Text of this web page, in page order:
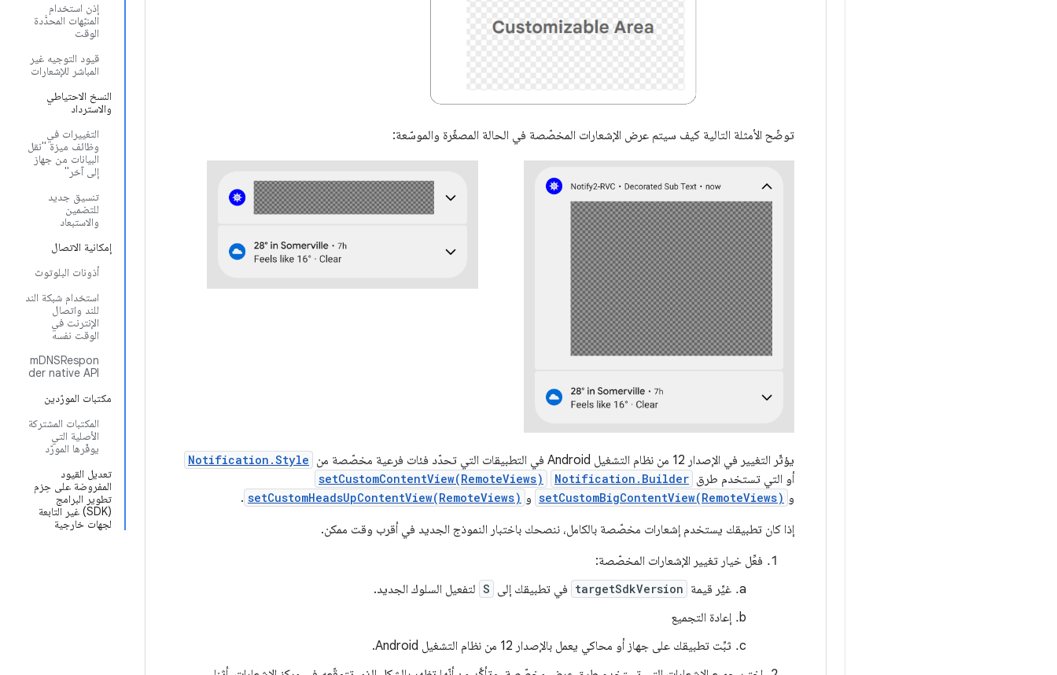
إذن استخدام
المنبّهات المحدَّدة
الوقت
قيود التوجيه غير
المباشر للإشعارات
النسخ الاحتياطي
والاسترداد
التغييرات في
وظائف ميزة "نقل
البيانات من جهاز
إلى آخر"
تنسيق جديد
للتضمين
والاستبعاد
إمكانية الاتصال
أذونات البلوتوث
استخدام شبكة الند
للند واتصال
الإنترنت في
الوقت نفسه
mDNSRespon
der native API
مكتبات المورّدين
المكتبات المشتركة
الأصلية التي
يوفّرها المورّد
تعديل القيود
المفروضة على حِزم
تطوير البرامج
(SDK) غير التابعة
لجهات خارجية
توضّح الأمثلة التالية كيف سيتم عرض الإشعارات المخصّصة في الحالة المصغّرة والموسّعة:
يؤثّر التغيير في الإصدار 12 من نظام التشغيل Android في التطبيقات التي تحدّد فئات فرعية مخصّصة من Notification.Style
أو التي تستخدم طرق Notification.Builder
setCustomContentView(RemoteViews)
و setCustomBigContentView(RemoteViews) و setCustomHeadsUpContentView(RemoteViews)
.
إذا كان تطبيقك يستخدم إشعارات مخصّصة بالكامل، ننصحك باختبار النموذج الجديد في أقرب وقت ممكن.
فعِّل خيار تغيير الإشعارات المخصّصة:
غيِّر قيمة targetSdkVersion في تطبيقك إلى S لتفعيل السلوك الجديد.
إعادة التجميع
ثبِّت تطبيقك على جهاز أو محاكي يعمل بالإصدار 12 من نظام التشغيل Android.